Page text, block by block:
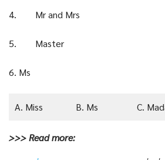
4. Mr and Mrs
5. Master
6. Ms
A. Miss B. Ms C.
>>> Read more: